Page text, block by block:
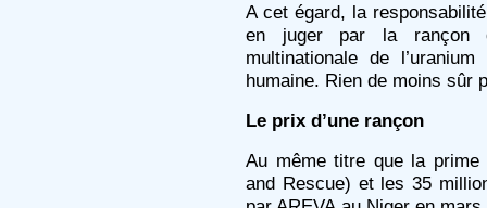
A cet égard, la
en juger par la rançon
multinationale de
humaine. Rien de moins sûr
Le prix d’une rançon
Au même titre que la prime
and Rescue) et les 35